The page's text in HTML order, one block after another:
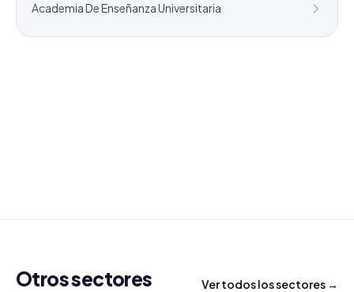
Academia De Enseñanza Universitaria
Otros sectores Ver todos los sectores →